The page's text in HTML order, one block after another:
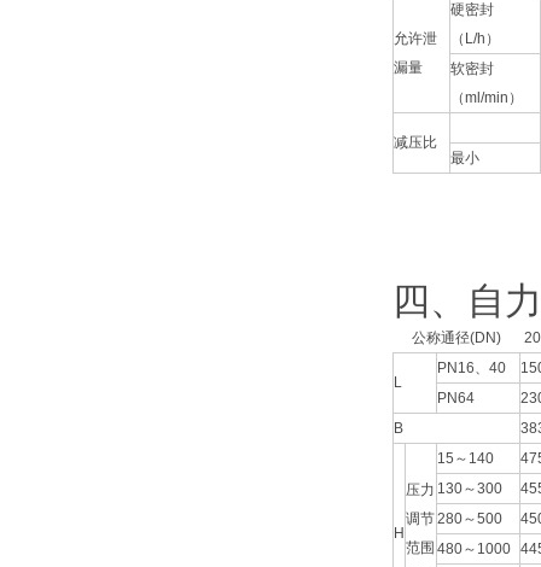
允许泄
漏量
硬密封
（L/h）
软密封
（ml/min）
减压比
最小
四、自
公称通径(DN) 20
L
PN16、40
PN64
B
H
压力
调节
范围
15～140
130～300
280～500
480～1000